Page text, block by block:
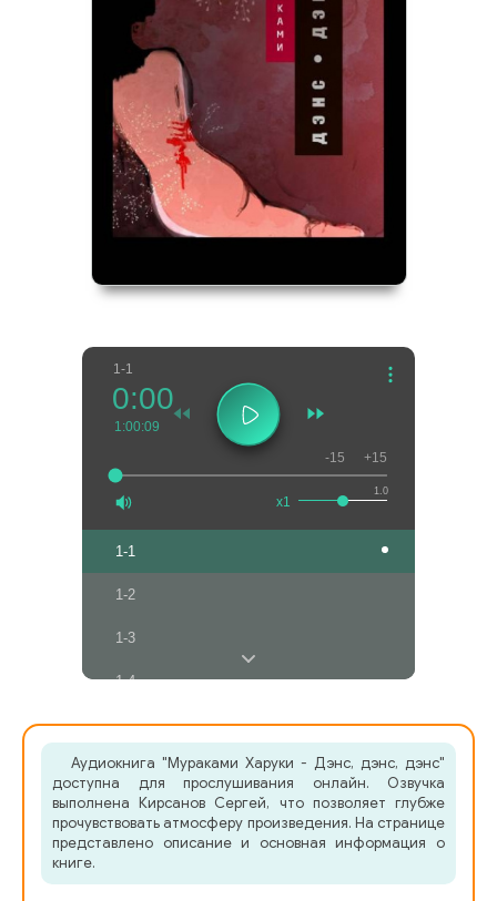
1-1
0:00
1:00:09
1.0
x1
-15 +15
1-1
1-2
1-3
1-4
2-1
2-2
2-3
2-4
Аудиокнига "Мураками Харуки - Дэнс, дэнс, дэнс"
доступна для прослушивания онлайн. Озвучка
выполнена Кирсанов Сергей, что позволяет глубже
прочувствовать атмосферу произведения. На странице
представлено описание и основная информация о
книге.